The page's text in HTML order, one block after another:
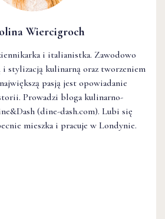
Wiercigroch
i italianistka. Zawodowo
i stylizacją kulinarną oraz tworzeniem
pasją jest opowiadanie
Prowadzi bloga kulinarno-
(dine-dash.com). Lubi się
mieszka i pracuje w Londynie.